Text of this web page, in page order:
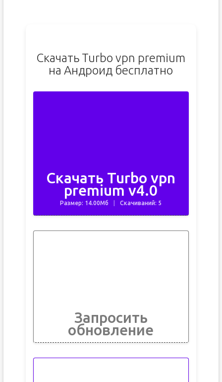
Скачать Turbo vpn premium
на Андроид бесплатно
Скачать Turbo vpn
premium v4.0
Размер: 14.00Мб Скачиваний: 5
Запросить
обновление